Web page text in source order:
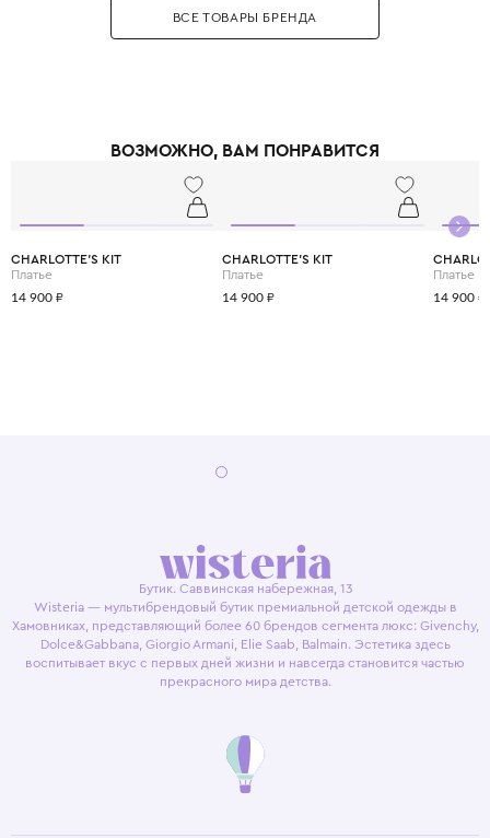
белья класса люкс для частных резиденций, мега-яхт и частных
самолётов по всему миру. Линия Jesurum Baby полностью унаследовала
пледы для малышей. Для создания одежды используются только
нежный вельвет. Дизайн коллекций сочетает традиционную
венецианскую эстетику с современными линиями и игривыми
элементами, такими как контрастная отделка и рюши. Каждая вещь
Jesurum Baby — это настоящий шедевр, который можно передавать по
наследству. Выбирая Jesurum Baby, вы дарите своему ребёнку не просто
одежду, а частичку итальянского культурного наследия.
ВСЕ ТОВАРЫ БРЕНДА
ВОЗМОЖНО, ВАМ ПОНРАВИТСЯ
CHARLOTTE'S KIT
Платье
14 900 ₽
CHARLOTTE'S KIT
Платье
14 900 ₽
Платье
14 900 ₽
Бутик. Саввинская набережная, 13
Wisteria — мультибрендовый бутик премиальной детской одежды в
Хамовниках, представляющий более 60 брендов сегмента люкс: Givenchy,
Dolce&Gabbana, Giorgio Armani, Elie Saab, Balmain. Эстетика здесь
воспитывает вкус с первых дней жизни и навсегда становится частью
прекрасного мира детства.